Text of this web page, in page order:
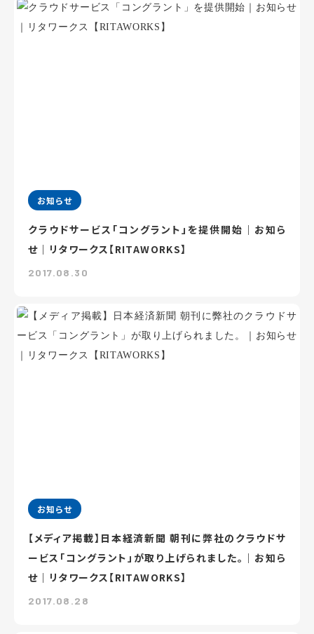
お知らせ
クラウドサービス「コングラント」を提供開始｜お知ら
せ｜リタワークス【RITAWORKS】
2017.08.30
お知らせ
【メディア掲載】日本経済新聞 朝刊に弊社のクラウドサ
ービス「コングラント」が取り上げられました。｜お知ら
せ｜リタワークス【RITAWORKS】
2017.08.28